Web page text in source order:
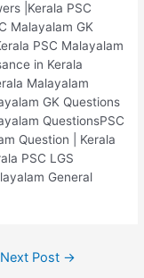
|Kerala PSC
Malayalam GK
PSC Malayalam
in Kerala
Malayalam
GK Questions
QuestionsPSC
Question | Kerala
PSC LGS
General
Next Post →